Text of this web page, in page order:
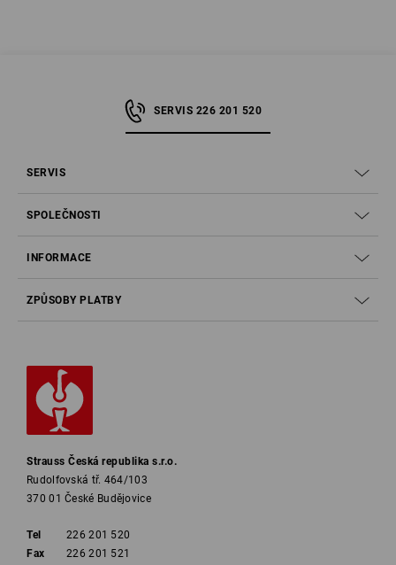
SERVIS 226 201 520
SERVIS
SPOLEČNOSTI
INFORMACE
ZPŮSOBY PLATBY
Strauss Česká republika s.r.o.
Rudolfovská tř. 464/103
370 01 České Budějovice
Tel
226 201 520
Fax
226 201 521